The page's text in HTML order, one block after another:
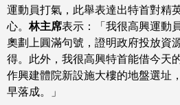
運動員打氣，此舉表達出特首對精
心。林主席表示：「我很高興運動
奧劃上圓滿句號，證明政府投放資
得。此外，我很高興特首能借今天
作興建體院新設施大樓的地盤選址
早落成。」